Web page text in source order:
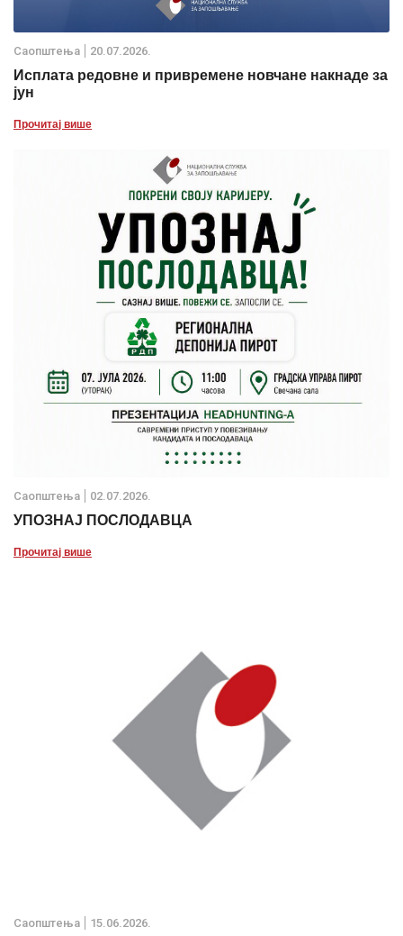
Саопштења 20.07.2026.
Исплата редовне и привремене новчане накнаде за
јун
Прочитај више
Саопштења 02.07.2026.
УПОЗНАЈ ПОСЛОДАВЦА
Прочитај више
Саопштења 15.06.2026.